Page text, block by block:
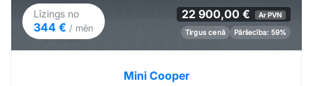
Līzings no
344 € / mēn
22 900,00 € Ar PVN
Tirgus cenā Pārliecība: 59%
Mini Cooper